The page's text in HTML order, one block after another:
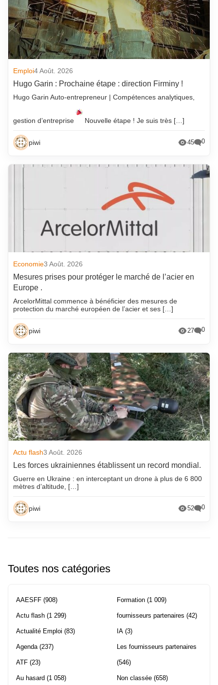
Emploi4 Août. 2026
Hugo Garin : Prochaine étape : direction Firminy !
Hugo Garin Auto-entrepreneur | Compétences analytiques,
gestion d’entreprise Nouvelle étape ! Je suis très […]
piwi 45 0
Economie3 Août. 2026
Mesures prises pour protéger le marché de l’acier en
Europe .
ArcelorMittal commence à bénéficier des mesures de
protection du marché européen de l’acier et ses […]
piwi 27 0
Actu flash3 Août. 2026
Les forces ukrainiennes établissent un record mondial.
Guerre en Ukraine : en interceptant un drone à plus de 6 800
mètres d’altitude, […]
piwi 52 0
Toutes nos catégories
AAESFF (908)
Actu flash (1 299)
Actualité Emploi (83)
Agenda (237)
ATF (23)
Au hasard (1 058)
Formation (1 009)
fournisseurs partenaires (42)
IA (3)
Les fournisseurs partenaires
(546)
Non classée (658)